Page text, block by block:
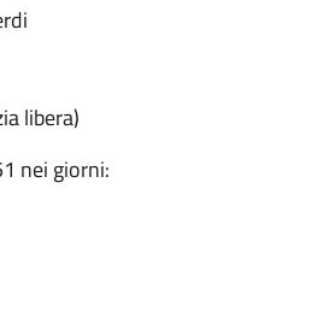
libera)
nei giorni: